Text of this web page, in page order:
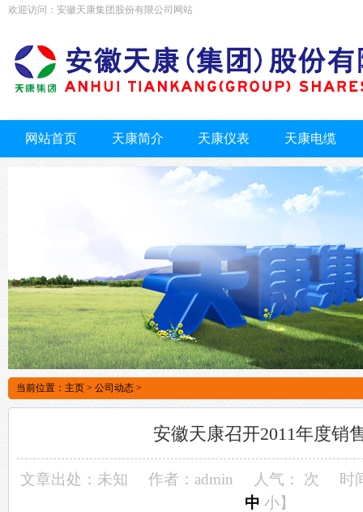
欢迎访问：安徽天康集团股份有限公司网站
网站首页 天康简介 天康仪表 天康电缆
当前位置： 主页 > 公司动态 >
安徽天康召开2011年度销
文章出处：未知 作者：admin 人气： 次
时
中 小】